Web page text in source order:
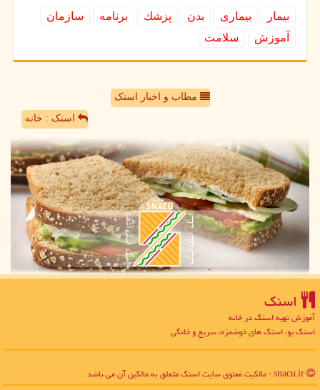
بیمار بیماری بدن پزشك برنامه
سازمان
آموزش
سلامت
مطاب و اخبار اسنک
اسنک : خانه
اسنك
آموزش تهیه اسنک در خانه
اسنک یو، اسنک های خوشمزه، سریع و خانگی